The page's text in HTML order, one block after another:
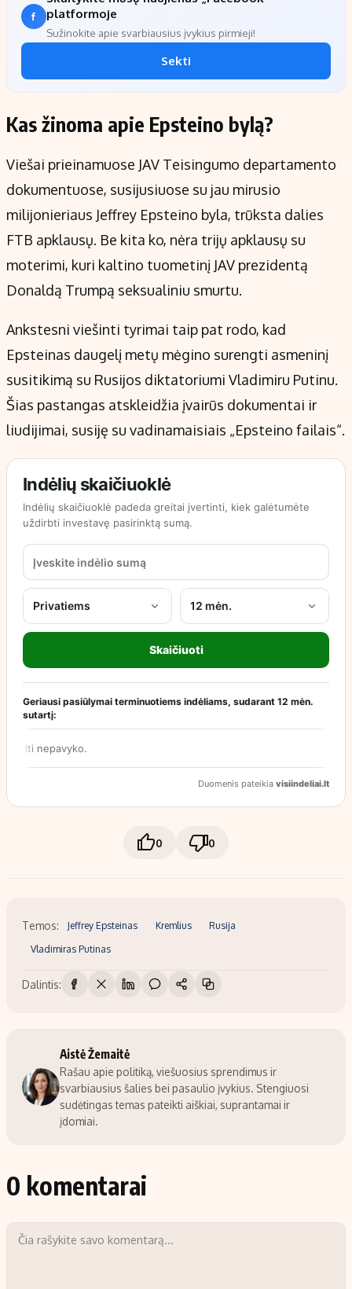
platformoje
Sužinokite apie svarbiausius įvykius pirmieji!
Sekti
Kas žinoma apie Epsteino bylą?
Viešai prieinamuose JAV Teisingumo departamento
dokumentuose, susijusiuose su jau mirusio
milijonieriaus Jeffrey Epsteino byla, trūksta dalies
FTB apklausų. Be kita ko, nėra trijų apklausų su
moterimi, kuri kaltino tuometinį JAV prezidentą
Donaldą Trumpą seksualiniu smurtu.
Ankstesni viešinti tyrimai taip pat rodo, kad
Epsteinas daugelį metų mėgino surengti asmeninį
susitikimą su Rusijos diktatoriumi Vladimiru Putinu.
Šias pastangas atskleidžia įvairūs dokumentai ir
liudijimai, susiję su vadinamaisiais „Epsteino failais“.
0 0
Temos: Jeffrey Epsteinas Kremlius Rusija
Vladimiras Putinas
Dalintis:
Aistė Žemaitė
Rašau apie politiką, viešuosius sprendimus ir
svarbiausius šalies bei pasaulio įvykius. Stengiuosi
sudėtingas temas pateikti aiškiai, suprantamai ir
įdomiai.
0 komentarai